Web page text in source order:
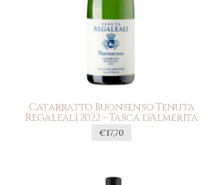
Catarratto Buonsenso Tenuta
Regaleali 2022 – Tasca d’Almerita
€17,70